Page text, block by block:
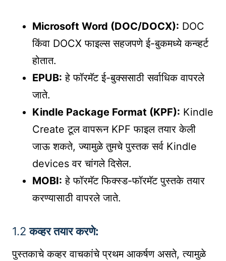
Microsoft Word (DOC/DOCX): DOC
किंवा DOCX फाइल्स सहजपणे ई-बुकमध्ये कन्व्हर्ट
होतात.
EPUB: हे फॉरमॅट ई-बुक्ससाठी सर्वाधिक वापरले
जाते.
Kindle Package Format (KPF): Kindle
Create टूल वापरून KPF फाइल तयार केली
जाऊ शकते, ज्यामुळे तुमचे पुस्तक सर्व Kindle
devices वर चांगले दिसेल.
MOBI: हे फॉरमॅट फिक्स्ड-फॉरमॅट पुस्तके तयार
करण्यासाठी वापरले जाते.
1.2कव्हर तयार करणे:
पुस्तकाचे कव्हर वाचकांचे प्रथम आकर्षण असते, त्यामुळे